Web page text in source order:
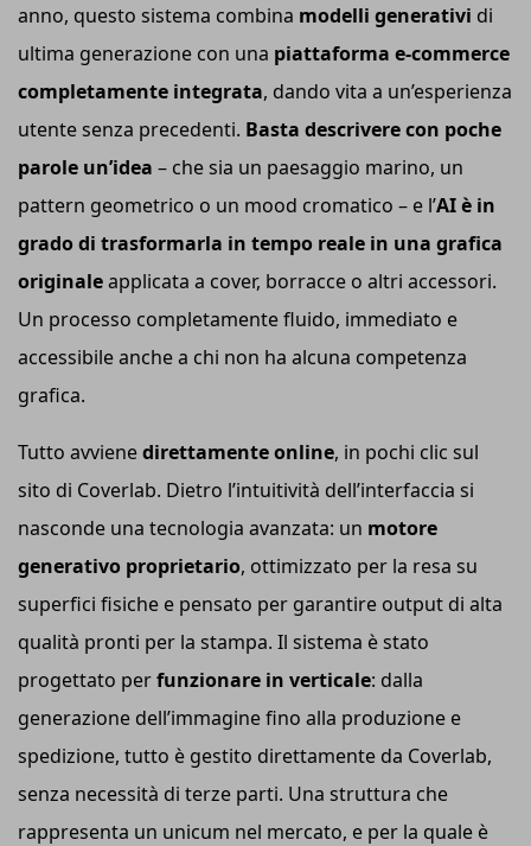
anno, questo sistema combina modelli generativi di
ultima generazione con una piattaforma e-commerce
completamente integrata, dando vita a un’esperienza
utente senza precedenti. Basta descrivere con poche
parole un’idea – che sia un paesaggio marino, un
pattern geometrico o un mood cromatico – e l’AI è in
grado di trasformarla in tempo reale in una grafica
originaleapplicata a cover, borracce o altri accessori.
Un processo completamente fluido, immediato e
accessibile anche a chi non ha alcuna competenza
grafica.
Tutto avvienedirettamente online, in pochi clic sul
sito di Coverlab. Dietro l’intuitività dell’interfaccia si
nasconde una tecnologia avanzata: un motore
generativo proprietario, ottimizzato per la resa su
superfici fisiche e pensato per garantire output di alta
qualità pronti per la stampa. Il sistema è stato
progettato perfunzionare in verticale: dalla
generazione dell’immagine fino alla produzione e
spedizione, tutto è gestito direttamente da Coverlab,
senza necessità di terze parti. Una struttura che
rappresenta un unicum nel mercato, e per la quale è